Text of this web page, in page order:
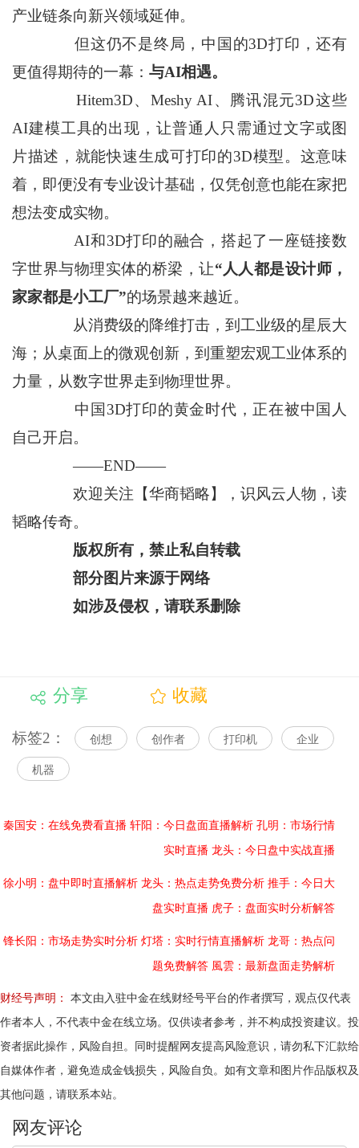
产业链条向新兴领域延伸。
但这仍不是终局，中国的3D打印，还有
更值得期待的一幕： 与AI相遇。
Hitem3D、Meshy AI、腾讯混元3D这些
AI建模工具的出现，让普通人只需通过文字或图
片描述，就能快速生成可打印的3D模型。这意味
着，即便没有专业设计基础，仅凭创意也能在家把
想法变成实物。
AI和3D打印的融合，搭起了一座链接数
字世界与物理实体的桥梁，让“人人都是设计师，
家家都是小工厂”的场景越来越近。
从消费级的降维打击，到工业级的星辰大
海；从桌面上的微观创新，到重塑宏观工业体系的
力量，从数字世界走到物理世界。
中国3D打印的黄金时代，正在被中国人
自己开启。
——END——
欢迎关注【华商韬略】，识风云人物，读
韬略传奇。
版权所有，禁止私自转载
部分图片来源于网络
如涉及侵权，请联系删除
分享 收藏
标签2： 创想 创作者 打印机 企业
机器
秦国安：在线免费看直播 轩阳：今日盘面直播解析 孔明：市场行情
实时直播 龙头：今日盘中实战直播
徐小明：盘中即时直播解析 龙头：热点走势免费分析 推手：今日大
盘实时直播 虎子：盘面实时分析解答
锋长阳：市场走势实时分析 灯塔：实时行情直播解析 龙哥：热点问
题免费解答 風雲：最新盘面走势解析
财经号声明：
本文由入驻中金在线财经号平台的作者撰写，观点仅代表
作者本人，不代表中金在线立场。仅供读者参考，并不构成投资建议。投
资者据此操作，风险自担。同时提醒网友提高风险意识，请勿私下汇款给
自媒体作者，避免造成金钱损失，风险自负。如有文章和图片作品版权及
其他问题，请联系本站。